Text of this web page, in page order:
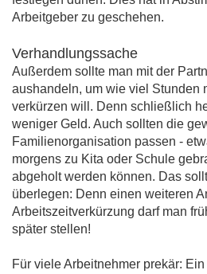
Arbeitgeber zu geschehen.
Verhandlungssache
Außerdem sollte man mit der
aushandeln, um wie viel Stunden
verkürzen will. Denn schließlich
weniger Geld. Auch sollten die
Familienorganisation passen -
morgens zu Kita oder Schule
abgeholt werden können. Das
überlegen: Denn einen weiteren
Arbeitszeitverkürzung darf man
später stellen!
Für viele Arbeitnehmer prekär: